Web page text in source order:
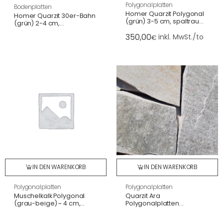
Bodenplatten
Homer Quarzit 30er-Bahn
(grün) 2-4 cm,
Polygonalplatten
Homer Quarzit Polygonal
(grün) 3-5 cm, spaltrau
350,00€ inkl. MwSt./to
IN DEN WARENKORB
Polygonalplatten
Muschelkalk Polygonal
(grau-beige) ~ 4 cm,
IN DEN WARENKORB
Polygonalplatten
Quarzit Ara
Polygonalplatten